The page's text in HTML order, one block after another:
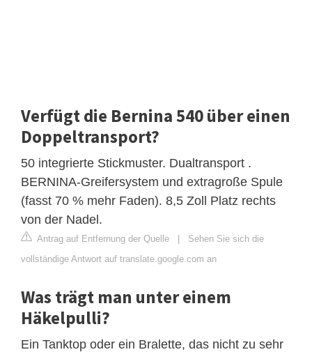
Verfügt die Bernina 540 über einen
Doppeltransport?
50 integrierte Stickmuster. Dualtransport .
BERNINA-Greifersystem und extragroße Spule
(fasst 70 % mehr Faden). 8,5 Zoll Platz rechts
von der Nadel.
Antrag auf Entfernung der Quelle | Sehen Sie sich die
vollständige Antwort auf translate.google.com an
Was trägt man unter einem
Häkelpulli?
Ein Tanktop oder ein Bralette, das nicht zu sehr